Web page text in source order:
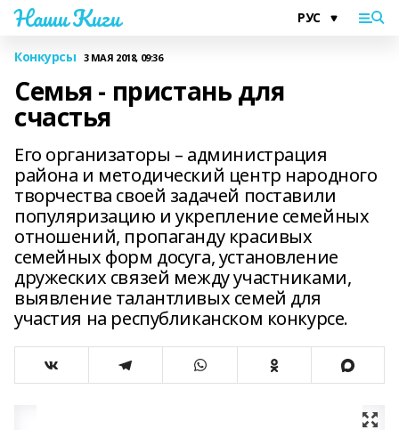
Наши Киги
Конкурсы 3 МАЯ 2018, 09:36
Семья - пристань для
счастья
Его организаторы – администрация
района и методический центр народного
творчества своей задачей поставили
популяризацию и укрепление семейных
отношений, пропаганду красивых
семейных форм досуга, установление
дружеских связей между участниками,
выявление талантливых семей для
участия на республиканском конкурсе.